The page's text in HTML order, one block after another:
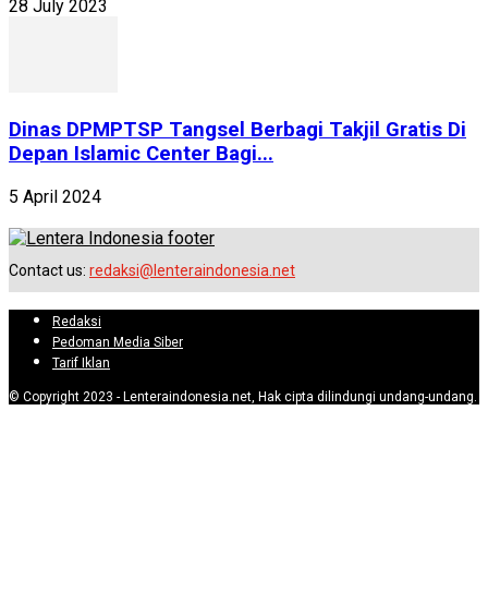
28 July 2023
Dinas DPMPTSP Tangsel Berbagi Takjil Gratis Di
Depan Islamic Center Bagi...
5 April 2024
Contact us: redaksi@lenteraindonesia.net
Redaksi
Pedoman Media Siber
Tarif Iklan
© Copyright 2023 - Lenteraindonesia.net, Hak cipta dilindungi undang-undang.